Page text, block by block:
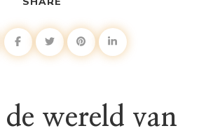
wereld van